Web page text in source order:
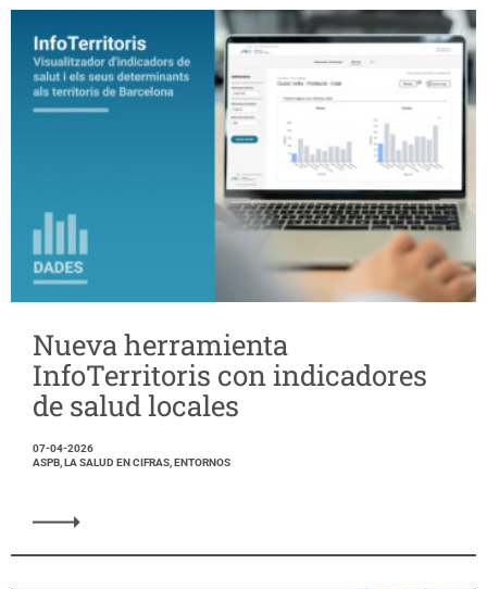
Nueva herramienta
InfoTerritoris con indicadores
de salud locales
07-04-2026
ASPB, LA SALUD EN CIFRAS, ENTORNOS